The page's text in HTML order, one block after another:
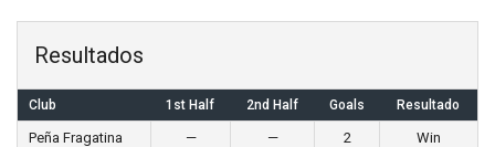
Resultados
Club 1st Half 2nd Half Goals Resultado
Peña Fragatina — — 2
Win